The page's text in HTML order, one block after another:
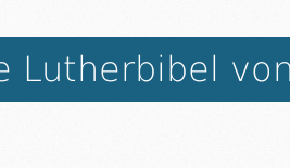
Lutherbibel